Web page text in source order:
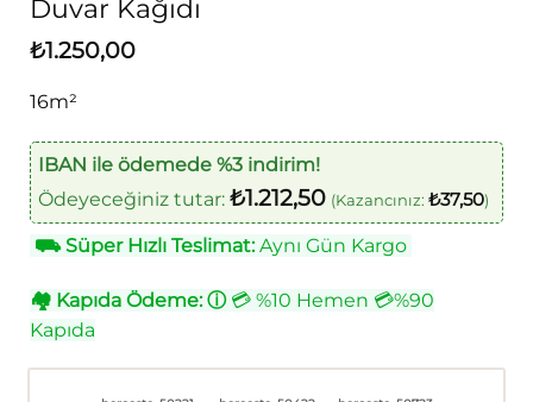
Duvar Kağıdı
₺1.250,00
16m²
IBAN ile ödemede %3 indirim!
Ödeyeceğiniz tutar: ₺1.212,50 (Kazancınız: ₺37,50)
⛟Süper Hızlı Teslimat:Aynı Gün Kargo
🏘 Kapıda Ödeme: ⓘ💳 %10 Hemen 💳%90
Kapıda